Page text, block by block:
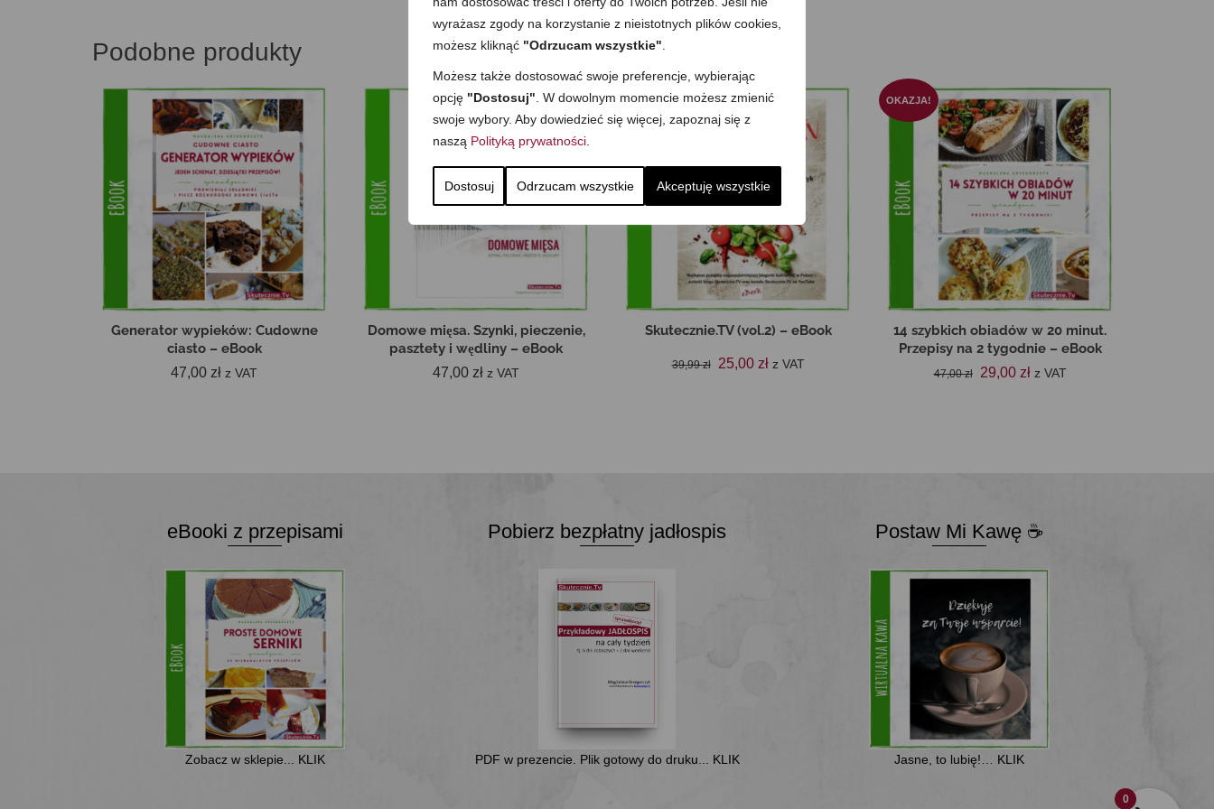
wyrażasz zgody na korzystanie z nieistotnych plików cookies,
możesz kliknąć "Odrzucam wszystkie"
Możesz także dostosować swoje preferencje, wybierając
opcję "Dostosuj" . W dowolnym momencie możesz zmienić
swoje wybory. Aby dowiedzieć się więcej, zapoznaj się z
naszą Polityką prywatności
Dostosuj Odrzucam wszystkie Akceptuję wszystkie
eBooki
Podobne produkty
Generator wypieków: Cudowne
ciasto – eBook
47,00 zł z VAT
Domowe mięsa. Szynki, pieczenie,
pasztety i wędliny – eBook
47,00 zł z VAT
OKAZJA!
Skutecznie.TV (vol.2) – eBook
39,99zł
Pierwotna
25,00 złAktualna
z VAT
OKAZJA!
14 szybkich obiadów w 20 minut.
Przepisy na 2 tygodnie – eBook
47,00zł
Pierwotna
29,00 złAktualna
z VAT
eBooki z przepisami
Zobacz w sklepie... KLIK
Pobierz bezpłatny jadłospis
PDF w prezencie. Plik gotowy do druku... KLIK
Postaw Mi Kawę ☕
Jasne, to lubię!… KLIK
0